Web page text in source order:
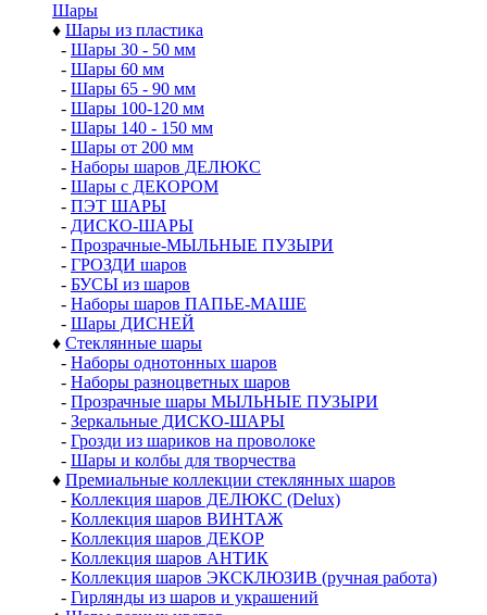
Шары
♦ Шары из пластика
- Шары 30 - 50 мм
- Шары 60 мм
- Шары 65 - 90 мм
- Шары 100-120 мм
- Шары 140 - 150 мм
- Шары от 200 мм
- Наборы шаров ДЕЛЮКС
- Шары с ДЕКОРОМ
- ПЭТ ШАРЫ
- ДИСКО-ШАРЫ
- Прозрачные-МЫЛЬНЫЕ ПУЗЫРИ
- ГРОЗДИ шаров
- БУСЫ из шаров
- Наборы шаров ПАПЬЕ-МАШЕ
- Шары ДИСНЕЙ
♦ Стеклянные шары
- Наборы однотонных шаров
- Наборы разноцветных шаров
- Прозрачные шары МЫЛЬНЫЕ ПУЗЫРИ
- Зеркальные ДИСКО-ШАРЫ
- Грозди из шариков на проволоке
- Шары и колбы для творчества
♦ Премиальные коллекции стеклянных шаров
- Коллекция шаров ДЕЛЮКС (Delux)
- Коллекция шаров ВИНТАЖ
- Коллекция шаров ДЕКОР
- Коллекция шаров АНТИК
- Коллекция шаров ЭКСКЛЮЗИВ (ручная работа)
- Гирлянды из шаров и украшений